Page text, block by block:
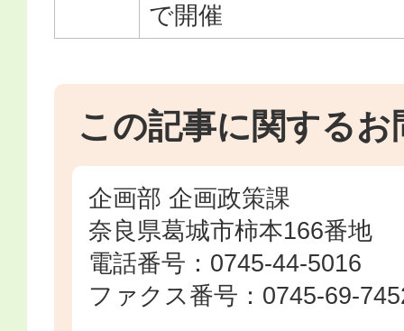
で開催
この記事に関するお
企画部 企画政策課
奈良県葛城市柿本166番地
電話番号：0745-44-5016
ファクス番号：0745-69-